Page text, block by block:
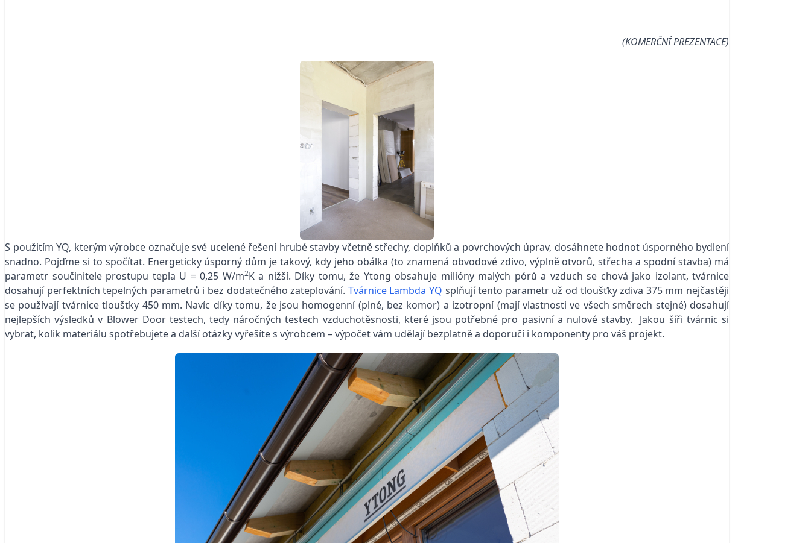
(KOMERČNÍ PREZENTACE)
S použitím YQ, kterým výrobce označuje své ucelené řešení hrubé stavby včetně střechy, doplňků a povrchových úprav, dosáhnete hodnot úsporného bydlení
snadno. Pojďme si to spočítat. Energeticky úsporný dům je takový, kdy jeho obálka (to znamená obvodové zdivo, výplně otvorů, střecha a spodní stavba) má
parametr součinitele prostupu tepla U = 0,25 W/m2K a nižší. Díky tomu, že Ytong obsahuje milióny malých pórů a vzduch se chová jako izolant, tvárnice
dosahují perfektních tepelných parametrů i bez dodatečného zateplování. Tvárnice Lambda YQ splňují tento parametr už od tloušťky zdiva 375 mm nejčastěji
se používají tvárnice tloušťky 450 mm. Navíc díky tomu, že jsou homogenní (plné, bez komor) a izotropní (mají vlastnosti ve všech směrech stejné) dosahují
nejlepších výsledků v Blower Door testech, tedy náročných testech vzduchotěsnosti, které jsou potřebné pro pasivní a nulové stavby. Jakou šíři tvárnic si
vybrat, kolik materiálu spotřebujete a další otázky vyřešíte s výrobcem – výpočet vám udělají bezplatně a doporučí i komponenty pro váš projekt.